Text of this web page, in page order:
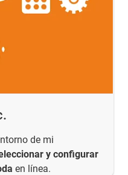
de mi
y configurar
en línea.